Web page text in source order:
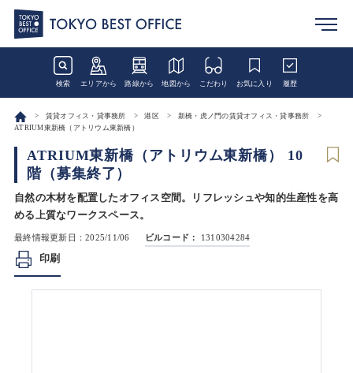
検索 エリアから 路線から 地図から こだわり お気に入り 履歴
賃貸オフィス・貸事務所 港区
新橋・虎ノ門の賃貸オフィス・貸事務所
ATRIUM東新橋（アトリウム東新橋）
ATRIUM東新橋（アトリウム東新橋） 10
階（募集終了）
自然の木材を配置したオフィス空間。リフレッシュや知的生産性を高
める上質なワークスペース。
最終情報更新日：2025/11/06 ビルコード： 1310304284
印刷